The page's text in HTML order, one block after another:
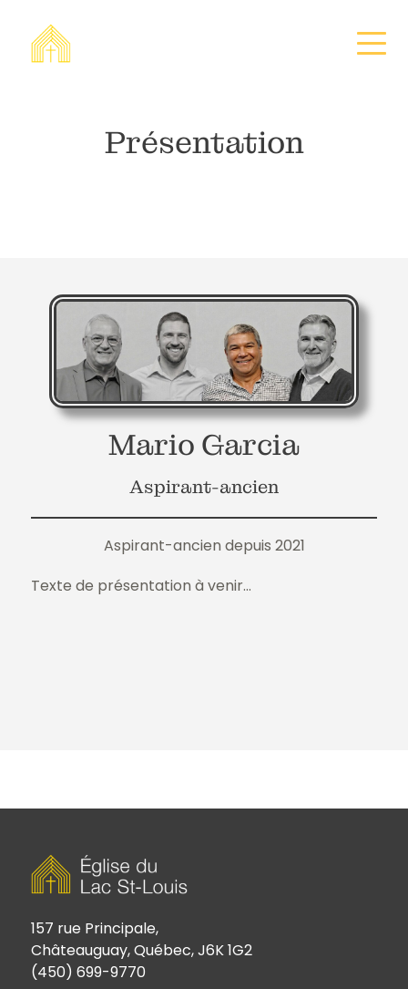
Présentation
Mario Garcia
Aspirant-ancien
Aspirant-ancien depuis 2021
Texte de présentation à venir...
157 rue Principale,
Châteauguay, Québec, J6K 1G2
(450) 699-9770